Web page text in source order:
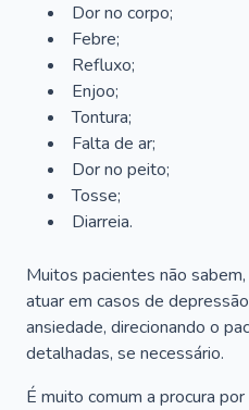
Dor no corpo;
Febre;
Refluxo;
Enjoo;
Tontura;
Falta de ar;
Dor no peito;
Tosse;
Diarreia.
Muitos pacientes não
atuar em casos de
ansiedade, direcionando o
detalhadas, se necessário.
É muito comum a procura